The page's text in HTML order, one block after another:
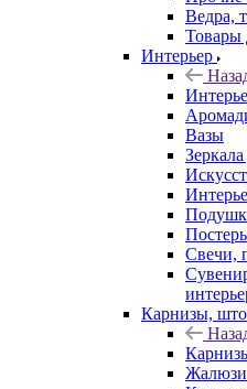
Ведра,
Товары
Интерьер
Вазы
Свечи,
Карнизы,
Жалюзи